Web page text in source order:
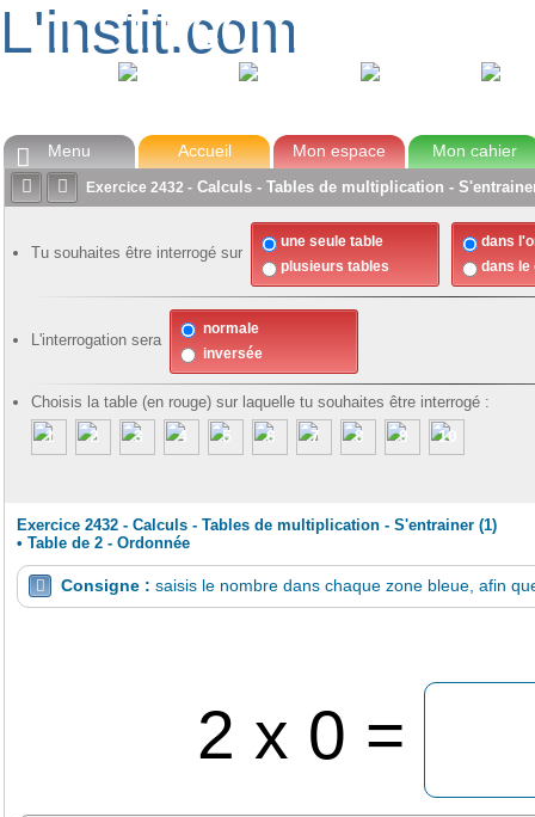
L'instit.com
L'instit.com
avec Zoé Tom Lou Max
 Menu Accueil Mon espace
Mon cahier

 Exercice 2432 - Calculs - Tables de multiplication -
Tu souhaites être interrogé sur
une seule table
plusieurs tables
dans
dans le
L'interrogation sera
normale
inversée
Choisis la table (en rouge) sur laquelle tu souhaites être interrogé :
1 2 3 4 5 6 7 8 9 10
Exercice 2432 - Calculs - Tables de multiplication - S'entrainer (1)
• Table de 2 - Ordonnée
 Consigne : saisis le nombre dans chaque zone bleue, afin
2 x 0 =